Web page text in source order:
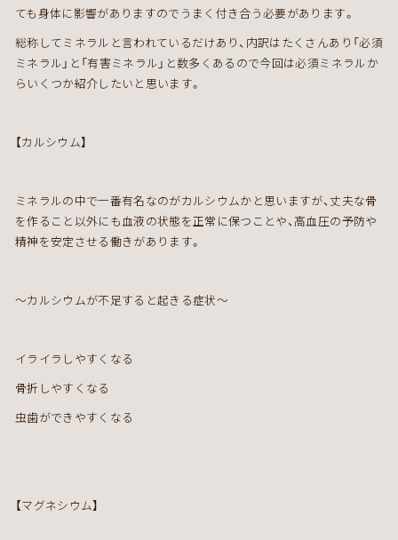
ても身体に影響がありますのでうまく付き合う必要があります。
総称してミネラルと言われているだけあり、内訳はたくさんあり「必須
ミネラル」と「有害ミネラル」と数多くあるので今回は必須ミネラルか
らいくつか紹介したいと思います。
【カルシウム】
ミネラルの中で一番有名なのがカルシウムかと思いますが、丈夫な骨
を作ること以外にも血液の状態を正常に保つことや、高血圧の予防や
精神を安定させる働きがあります。
～カルシウムが不足すると起きる症状～
イライラしやすくなる
骨折しやすくなる
虫歯ができやすくなる
【マグネシウム】